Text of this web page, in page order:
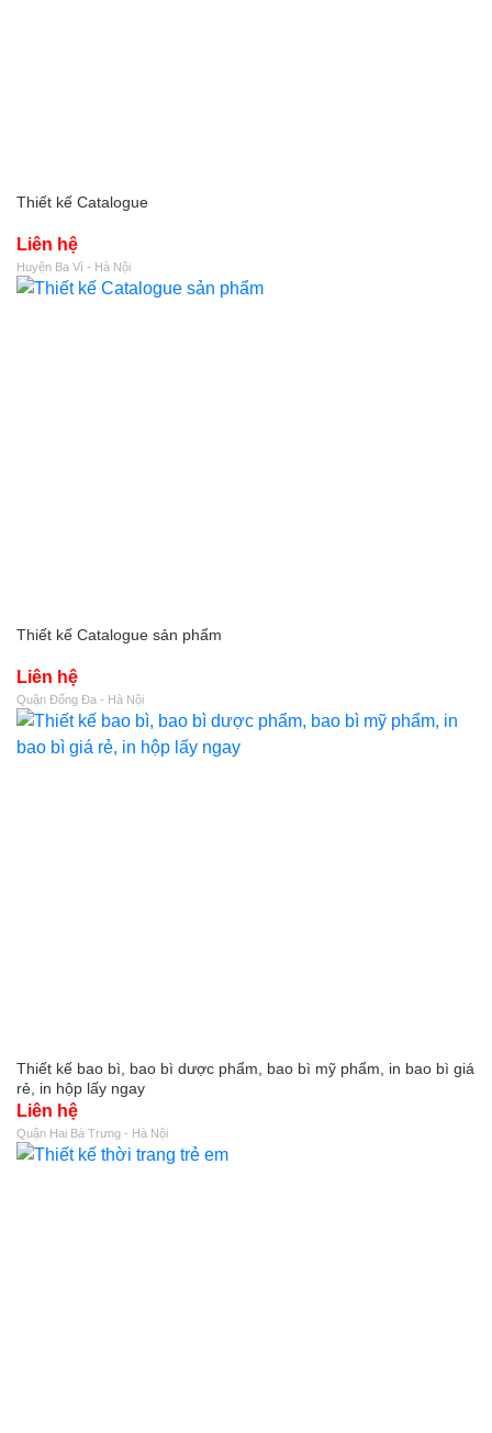
Thiết kế Catalogue
Liên hệ
Huyện Ba Vì - Hà Nội
Thiết kế Catalogue sản phẩm
Liên hệ
Quận Đống Đa - Hà Nội
Thiết kế bao bì, bao bì dược phẩm, bao bì mỹ phẩm, in bao bì giá
rẻ, in hộp lấy ngay
Liên hệ
Quận Hai Bà Trưng - Hà Nội